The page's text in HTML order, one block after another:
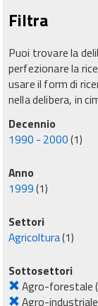
Filtra
Puoi trovare la
perfezionare la
usare il form di
nella delibera, in
Decennio
1990 - 2000(1)
Anno
1999(1)
Settori
Agricoltura(1)
Sottosettori
Agro-forestale
Agro-industriale